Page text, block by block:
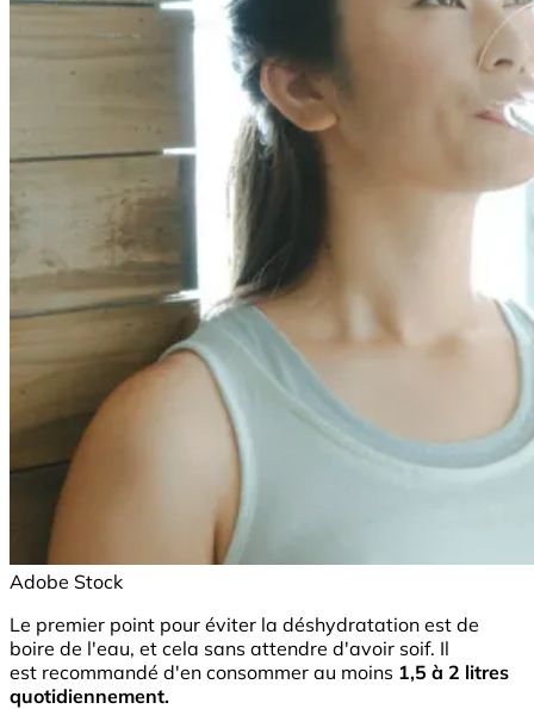
Adobe Stock
Le premier point pour éviter la déshydratation est de
boire de l'eau, et cela sans attendre d'avoir soif. Il
est recommandé d'en consommer au moins 1,5 à 2 litres
quotidiennement.